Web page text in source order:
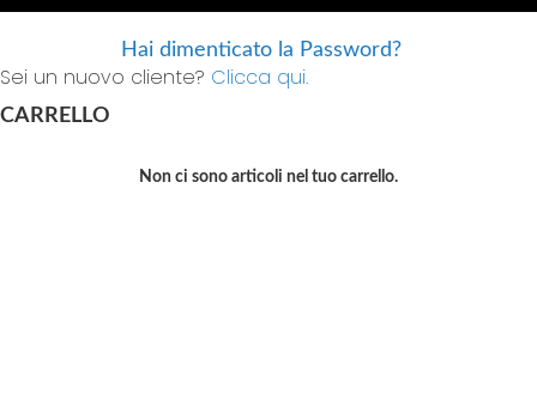
Hai dimenticato la Password?
Sei un nuovo cliente? Clicca qui.
CARRELLO
Non ci sono articoli nel tuo carrello.